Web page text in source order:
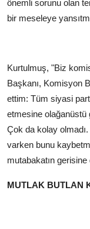
önemli sorunu olan
bir meseleye
Kurtulmuş, "Biz
Başkanı, Komisyon
ettim: Tüm siyasi
etmesine
Çok da kolay
varken bunu
mutabakatın
MUTLAK BUTLAN